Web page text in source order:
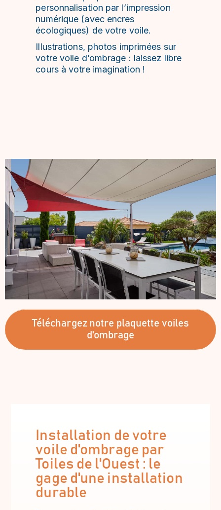
personnalisation par l’impression
numérique (avec encres
écologiques) de votre voile.
Illustrations, photos imprimées sur
votre voile d’ombrage : laissez libre
cours à votre imagination !
Téléchargez notre plaquette voiles
d'ombrage
Installation de votre
voile d'ombrage par
Toiles de l'Ouest : le
gage d'une installation
durable